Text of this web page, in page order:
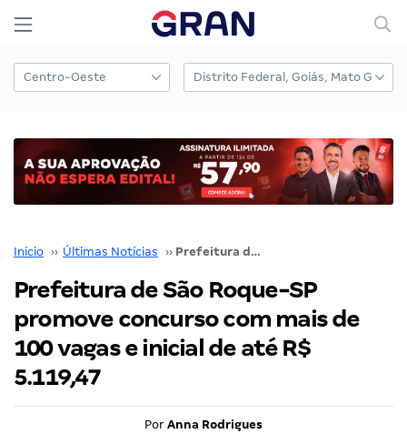
Início ›› Últimas Notícias ›› Prefeitura de São Roque-SP promove concurso com mais de 100 vagas e inicial de até R$ 5.119,47
Prefeitura de São Roque-SP
promove concurso com mais de
100 vagas e inicial de até R$
5.119,47
Por Anna Rodrigues